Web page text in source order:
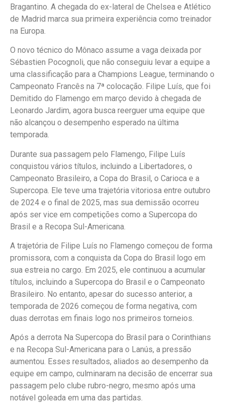
Bragantino. A chegada do ex-lateral de Chelsea e Atlético
de Madrid marca sua primeira experiência como treinador
na Europa.
O novo técnico do Mônaco assume a vaga deixada por
Sébastien Pocognoli, que não conseguiu levar a equipe a
uma classificação para a Champions League, terminando o
Campeonato Francês na 7ª colocação. Filipe Luís, que foi
Demitido do Flamengo em março devido à chegada de
Leonardo Jardim, agora busca reerguer uma equipe que
não alcançou o desempenho esperado na última
temporada.
Durante sua passagem pelo Flamengo, Filipe Luís
conquistou vários títulos, incluindo a Libertadores, o
Campeonato Brasileiro, a Copa do Brasil, o Carioca e a
Supercopa. Ele teve uma trajetória vitoriosa entre outubro
de 2024 e o final de 2025, mas sua demissão ocorreu
após ser vice em competições como a Supercopa do
Brasil e a Recopa Sul-Americana.
A trajetória de Filipe Luís no Flamengo começou de forma
promissora, com a conquista da Copa do Brasil logo em
sua estreia no cargo. Em 2025, ele continuou a acumular
títulos, incluindo a Supercopa do Brasil e o Campeonato
Brasileiro. No entanto, apesar do sucesso anterior, a
temporada de 2026 começou de forma negativa, com
duas derrotas em finais logo nos primeiros torneios.
Após a derrota Na Supercopa do Brasil para o Corinthians
e na Recopa Sul-Americana para o Lanús, a pressão
aumentou. Esses resultados, aliados ao desempenho da
equipe em campo, culminaram na decisão de encerrar sua
passagem pelo clube rubro-negro, mesmo após uma
notável goleada em uma das partidas.